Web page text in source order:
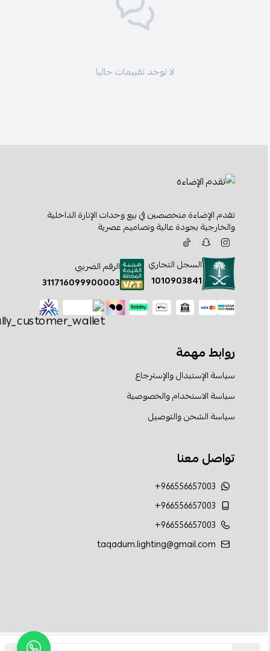
لا توجد تقييمات حاليا
تقدم الإضاءة متخصصين في بيع وحدات الإنارة الداخلية
والخارجية بجودة عالية وتصاميم عصرية
السجل التجاري
1010903841
الرقم الضريبي
311716099900003
روابط مهمة
سياسة الإستبدال والإسترجاع
سياسة الاستخدام والخصوصية
سياسة الشحن والتوصيل
تواصل معنا
+966556657003
+966556657003
+966556657003
taqadum.lighting@gmail.com
الحقوق محفوظة | 2026 تقدم الإضاءة